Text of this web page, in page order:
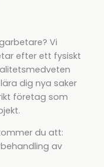
Vi
efter ett fysiskt
dig nya saker
företag som
du att:
av